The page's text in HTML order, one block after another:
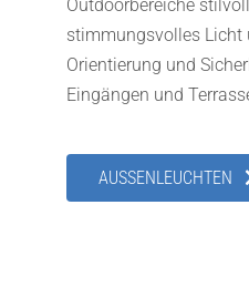
Outdoorbereiche
stimmungsvolles Licht
Orientierung und
Eingängen und
AUSSENLEUCHTEN